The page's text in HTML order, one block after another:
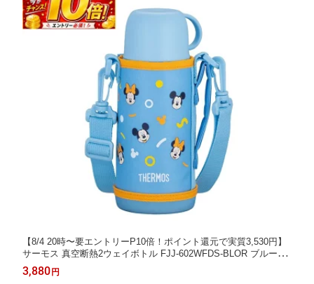
【8/4 20時〜要エントリーP10倍！ポイント還元で実質3,530円】
サーモス 真空断熱2ウェイボトル FJJ-602WFDS-BLOR ブルーオ
レンジ 食洗機対応 0.6l ステンレスボトル ディズニー ミッキー＆
ミニー 水筒
3,880円